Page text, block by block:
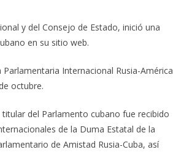
y del Consejo de Estado, inició una
en su sitio web.
Internacional Rusia-América
octubre.
del Parlamento cubano fue recibido
de la Duma Estatal de la
de Amistad Rusia-Cuba, así